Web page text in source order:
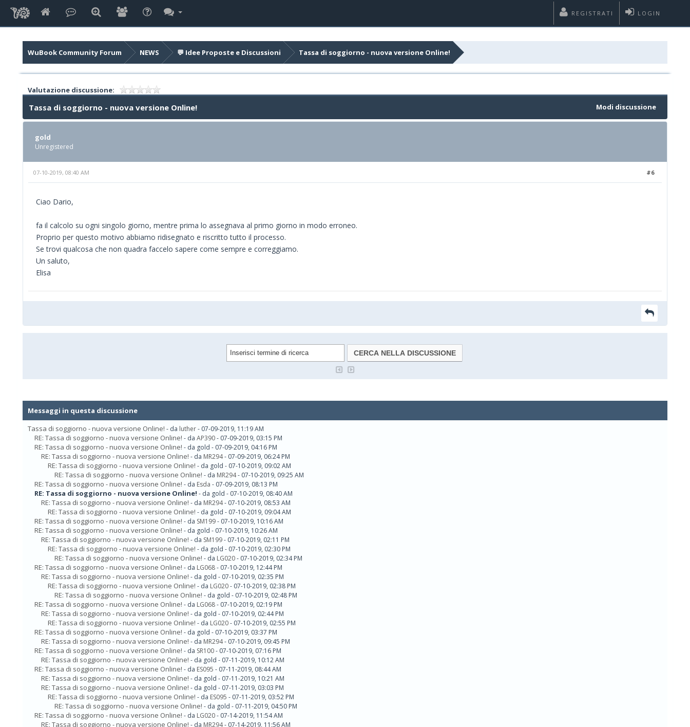
LOGIN
REGISTRATI
WuBook Community Forum NEWS 💬 Idee Proposte e Discussioni Tassa di soggiorno - nuova versione Online!
Valutazione discussione:
Modi discussione
Tassa di soggiorno - nuova versione Online!
gold
Unregistered
#6
07-10-2019, 08:40 AM
Ciao Dario,
fa il calcolo su ogni singolo giorno, mentre prima lo assegnava al primo giorno in modo erroneo.
Proprio per questo motivo abbiamo ridisegnato e riscritto tutto il processo.
Se trovi qualcosa che non quadra faccelo sapere come sempre e correggiamo.
Un saluto,
Elisa
Messaggi in questa discussione
Tassa di soggiorno - nuova versione Online! - da luther- 07-09-2019, 11:19 AM
RE: Tassa di soggiorno - nuova versione Online! - da AP390- 07-09-2019, 03:15 PM
RE: Tassa di soggiorno - nuova versione Online! - da gold - 07-09-2019, 04:16 PM
RE: Tassa di soggiorno - nuova versione Online! - da MR294- 07-09-2019, 06:24 PM
RE: Tassa di soggiorno - nuova versione Online! - da gold - 07-10-2019, 09:02 AM
RE: Tassa di soggiorno - nuova versione Online! - da MR294- 07-10-2019, 09:25 AM
RE: Tassa di soggiorno - nuova versione Online! - da Esda - 07-09-2019, 08:13 PM
RE: Tassa di soggiorno - nuova versione Online! - da gold - 07-10-2019, 08:40 AM
RE: Tassa di soggiorno - nuova versione Online! - da MR294- 07-10-2019, 08:53 AM
RE: Tassa di soggiorno - nuova versione Online! - da gold - 07-10-2019, 09:04 AM
RE: Tassa di soggiorno - nuova versione Online! - da SM199- 07-10-2019, 10:16 AM
RE: Tassa di soggiorno - nuova versione Online! - da gold - 07-10-2019, 10:26 AM
RE: Tassa di soggiorno - nuova versione Online! - da SM199- 07-10-2019, 02:11 PM
RE: Tassa di soggiorno - nuova versione Online! - da gold - 07-10-2019, 02:30 PM
RE: Tassa di soggiorno - nuova versione Online! - da LG020- 07-10-2019, 02:34 PM
RE: Tassa di soggiorno - nuova versione Online! - da LG068- 07-10-2019, 12:44 PM
RE: Tassa di soggiorno - nuova versione Online! - da gold - 07-10-2019, 02:35 PM
RE: Tassa di soggiorno - nuova versione Online! - da LG020- 07-10-2019, 02:38 PM
RE: Tassa di soggiorno - nuova versione Online! - da gold - 07-10-2019, 02:48 PM
RE: Tassa di soggiorno - nuova versione Online! - da LG068- 07-10-2019, 02:19 PM
RE: Tassa di soggiorno - nuova versione Online! - da gold - 07-10-2019, 02:44 PM
RE: Tassa di soggiorno - nuova versione Online! - da LG020- 07-10-2019, 02:55 PM
RE: Tassa di soggiorno - nuova versione Online! - da gold - 07-10-2019, 03:37 PM
RE: Tassa di soggiorno - nuova versione Online! - da MR294- 07-10-2019, 09:45 PM
RE: Tassa di soggiorno - nuova versione Online! - da SR100- 07-10-2019, 07:16 PM
RE: Tassa di soggiorno - nuova versione Online! - da gold - 07-11-2019, 10:12 AM
RE: Tassa di soggiorno - nuova versione Online! - da ES095 - 07-11-2019, 08:44 AM
RE: Tassa di soggiorno - nuova versione Online! - da gold - 07-11-2019, 10:21 AM
RE: Tassa di soggiorno - nuova versione Online! - da gold - 07-11-2019, 03:03 PM
RE: Tassa di soggiorno - nuova versione Online! - da ES095 - 07-11-2019, 03:52 PM
RE: Tassa di soggiorno - nuova versione Online! - da gold - 07-11-2019, 04:50 PM
RE: Tassa di soggiorno - nuova versione Online! - da LG020- 07-14-2019, 11:54 AM
RE: Tassa di soggiorno - nuova versione Online! - da MR294- 07-14-2019, 11:56 AM